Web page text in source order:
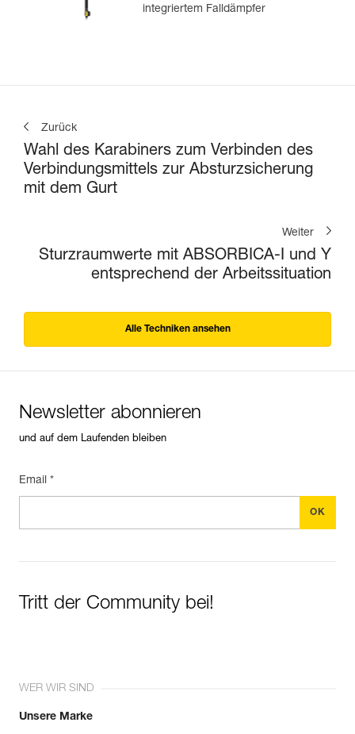
integriertem Falldämpfer
Zurück
Wahl des Karabiners zum Verbinden des
Verbindungsmittels zur Absturzsicherung
mit dem Gurt
Weiter
Sturzraumwerte mit ABSORBICA-I und Y
entsprechend der Arbeitssituation
Alle Techniken ansehen
Newsletter abonnieren
und auf dem Laufenden bleiben
Email *
Tritt der Community bei!
WER WIR SIND
Unsere Marke